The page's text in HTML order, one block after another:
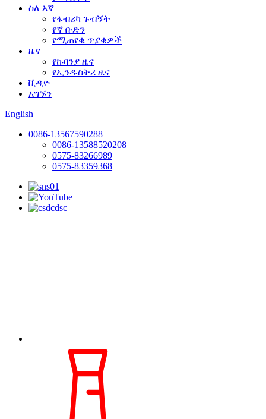
ስለ እኛ
የፋብሪካ ጉብኝት
የኛ ቡድን
የሚጠየቁ ጥያቄዎች
ዜና
የኩባንያ ዜና
የኢንዱስትሪ ዜና
ቪዲዮ
አግኙን
English
0086-13567590288
0086-13588520208
0575-83266989
0575-83359368